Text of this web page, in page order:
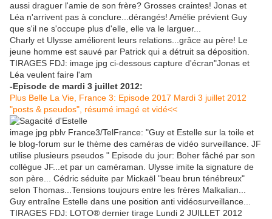
aussi draguer l'amie de son frère? Grosses craintes! Jonas et
Léa n'arrivent pas à conclure...dérangés! Amélie prévient Guy
que s'il ne s'occupe plus d'elle, elle va le larguer...
Charly et Ulysse améliorent leurs relations...grâce au père! Le
jeune homme est sauvé par Patrick qui a détruit sa déposition.
TIRAGES FDJ: image jpg ci-dessous capture d'écran"Jonas et
Léa veulent faire l'am
-Episode de mardi 3 juillet 2012:
Plus Belle La Vie, France 3: Episode 2017 Mardi 3 juillet 2012
"posts & pseudos", résumé imagé et vidé<<
image jpg pblv France3/TelFrance: "Guy et Estelle sur la toile et
le blog-forum sur le thème des caméras de vidéo surveillance. JF
utilise plusieurs pseudos " Episode du jour: Boher fâché par son
collègue JF...et par un caméraman. Ulysse imite la signature de
son père... Cédric séduite par Mickaël "beau brun ténébreux"
selon Thomas...Tensions toujours entre les frères Malkalian...
Guy entraîne Estelle dans une position anti vidéosurveillance...
TIRAGES FDJ: LOTO® dernier tirage Lundi 2 JUILLET 2012